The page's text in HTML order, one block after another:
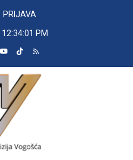
PRIJAVA
12:34:02 PM